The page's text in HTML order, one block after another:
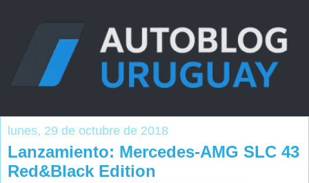
lunes, 29 de octubre de 2018
Lanzamiento: Mercedes-AMG SLC 43
Red&Black Edition